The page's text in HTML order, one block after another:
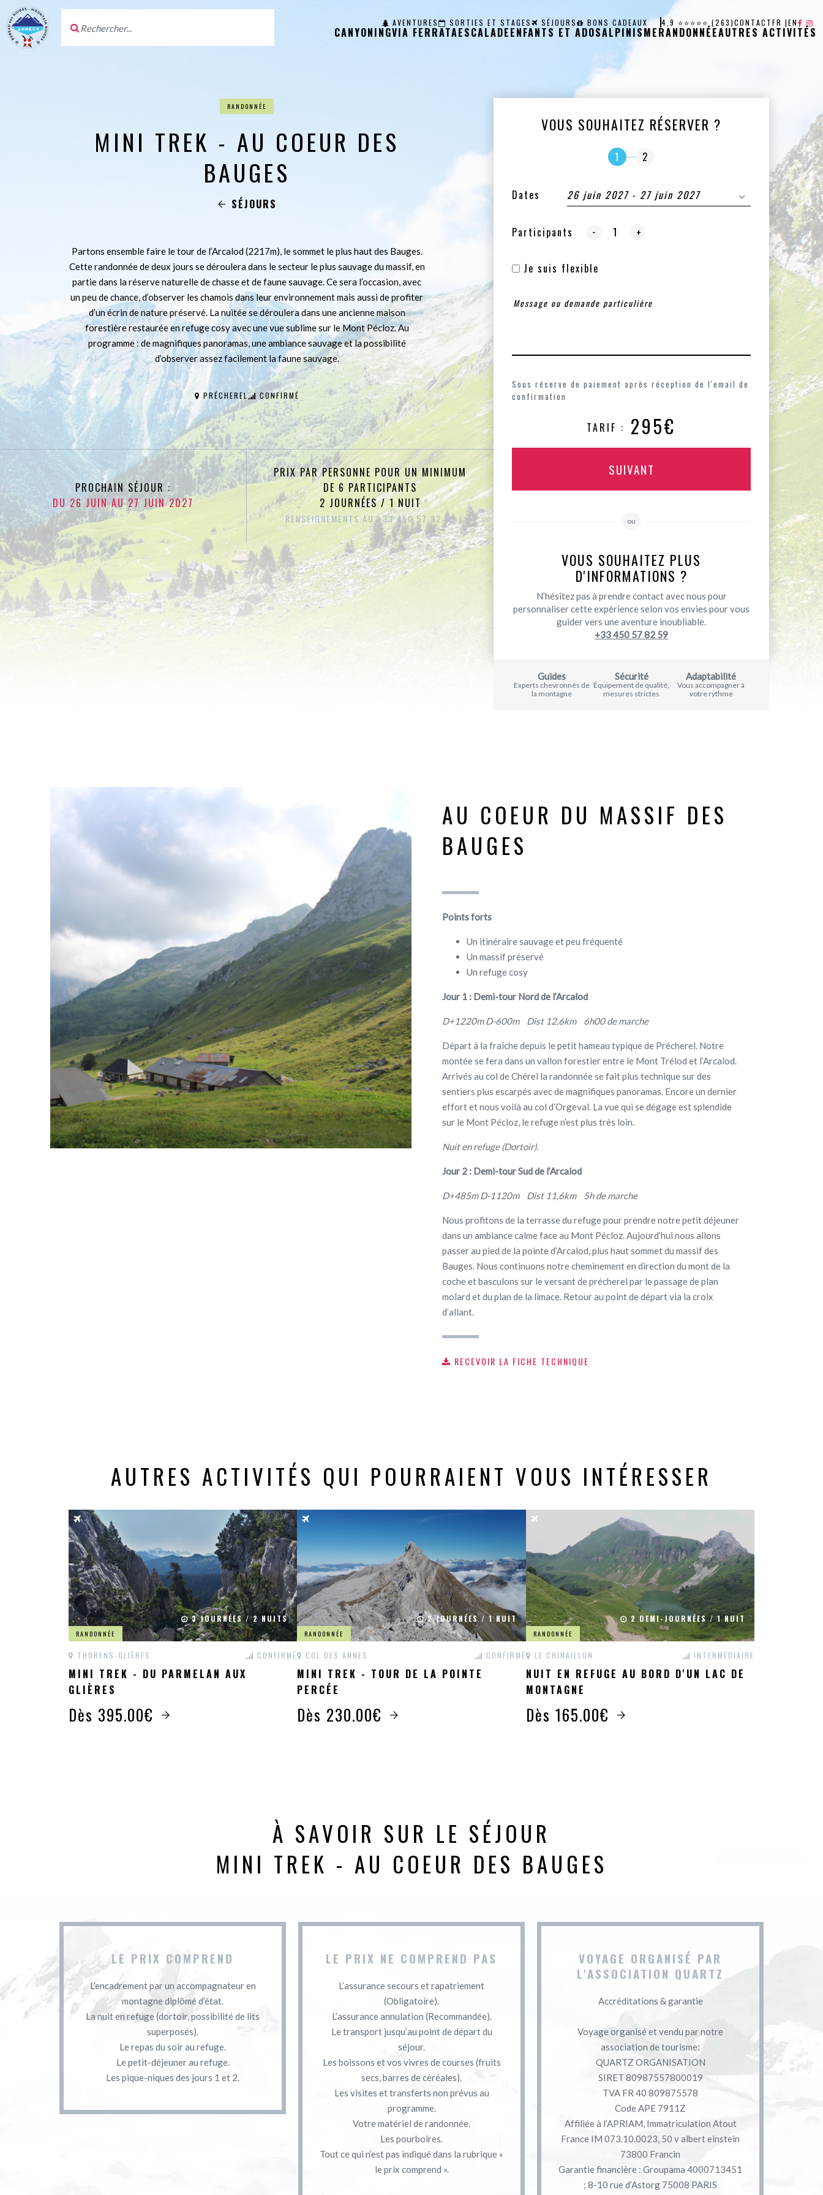
AVENTURES SORTIES ET STAGES SÉJOURS BONS CADEAUX 4,9 ⭐⭐⭐⭐⭐ (263)CONTACTFR |EN
CANYONINGVIA FERRATAESCALADEENFANTS ET ADOSALPINISMERANDONNÉEAUTRES ACTIVITÉS
RANDONNÉE
MINI TREK - AU COEUR DES
BAUGES
SÉJOURS
Partons ensemble faire le tour de l’Arcalod (2217m), le sommet le plus haut des Bauges.
Cette randonnée de deux jours se déroulera dans le secteur le plus sauvage du massif, en
partie dans la réserve naturelle de chasse et de faune sauvage. Ce sera l’occasion, avec
un peu de chance, d’observer les chamois dans leur environnement mais aussi de profiter
d’un écrin de nature préservé. La nuitée se déroulera dans une ancienne maison
forestière restaurée en refuge cosy avec une vue sublime sur le Mont Pécloz. Au
programme : de magnifiques panoramas, une ambiance sauvage et la possibilité
d’observer assez facilement la faune sauvage.
PRÉCHEREL CONFIRMÉ
PROCHAIN SÉJOUR :
DU 26 JUIN AU 27 JUIN 2027
PRIX PAR PERSONNE POUR UN MINIMUM
DE 6 PARTICIPANTS
2 JOURNÉES / 1 NUIT
RENSEIGNEMENTS AU +33 450 57 82 59
VOUS SOUHAITEZ RÉSERVER ?
1 2
Dates 26 juin 2027 - 27 juin 2027
Participants - +
Je suis flexible
Sous réserve de paiement après réception de l'email de
confirmation
TARIF : 295€
SUIVANT
ou
VOUS SOUHAITEZ PLUS
D'INFORMATIONS ?
N’hésitez pas à prendre contact avec nous pour
personnaliser cette expérience selon vos envies pour vous
guider vers une aventure inoubliable.
+33 450 57 82 59
Guides
Experts chevronnés de
la montagne
Sécurité
Équipement de qualité,
mesures strictes
Adaptabilité
Vous accompagner à
votre rythme
AU COEUR DU MASSIF DES
BAUGES
Points forts
Un itinéraire sauvage et peu fréquenté
Un massif préservé
Un refuge cosy
Jour 1 : Demi-tour Nord de l’Arcalod
D+1220m D-600m Dist 12,6km 6h00 de marche
Départ à la fraîche depuis le petit hameau typique de Précherel. Notre
montée se fera dans un vallon forestier entre le Mont Trélod et l’Arcalod.
Arrivés au col de Chérel la randonnée se fait plus technique sur des
sentiers plus escarpés avec de magnifiques panoramas. Encore un dernier
effort et nous voilà au col d’Orgeval. La vue qui se dégage est splendide
sur le Mont Pécloz, le refuge n’est plus très loin.
Nuit en refuge (Dortoir).
Jour 2 : Demi-tour Sud de l’Arcalod
D+485m D-1120m Dist 11,6km 5h de marche
Nous profitons de la terrasse du refuge pour prendre notre petit déjeuner
dans un ambiance calme face au Mont Pécloz. Aujourd’hui nous allons
passer au pied de la pointe d’Arcalod, plus haut sommet du massif des
Bauges. Nous continuons notre cheminement en direction du mont de la
coche et basculons sur le versant de précherel par le passage de plan
molard et du plan de la limace. Retour au point de départ via la croix
d’allant.
RECEVOIR LA FICHE TECHNIQUE
AUTRES ACTIVITÉS QUI POURRAIENT VOUS INTÉRESSER
3 JOURNÉES / 2 NUITS
RANDONNÉE
THORENS-GLIÈRES CONFIRMÉ
MINI TREK - DU PARMELAN AUX
GLIÈRES
Dès 395.00€
2 JOURNÉES / 1 NUIT
RANDONNÉE
COL DES ANNES CONFIRMÉ
MINI TREK - TOUR DE LA POINTE
PERCÉE
Dès 230.00€
2 DEMI-JOURNÉES / 1 NUIT
RANDONNÉE
LE CHINAILLON INTERMÉDIAIRE
NUIT EN REFUGE AU BORD D'UN LAC DE
MONTAGNE
Dès 165.00€
À SAVOIR SUR LE SÉJOUR
MINI TREK - AU COEUR DES BAUGES
LE PRIX COMPREND
L’encadrement par un accompagnateur en
montagne diplômé d’état.
La nuit en refuge (dortoir, possibilité de lits
superposés).
Le repas du soir au refuge.
Le petit-déjeuner au refuge.
Les pique-niques des jours 1 et 2.
LE PRIX NE COMPREND PAS
L’assurance secours et rapatriement
(Obligatoire).
L’assurance annulation (Recommandée).
Le transport jusqu’au point de départ du
séjour.
Les boissons et vos vivres de courses (fruits
secs, barres de céréales).
Les visites et transferts non prévus au
programme.
Votre matériel de randonnée.
Les pourboires.
Tout ce qui n’est pas indiqué dans la rubrique «
le prix comprend ».
VOYAGE ORGANISÉ PAR
L'ASSOCIATION QUARTZ
Accréditations & garantie
Voyage organisé et vendu par notre
association de tourisme:
QUARTZ ORGANISATION
SIRET 80987557800019
TVA FR 40 809875578
Code APE 7911Z
Affiliée à l’APRIAM, Immatriculation Atout
France IM 073.10.0023, 50 v albert einstein
73800 Francin
Garantie financière : Groupama 4000713451
; 8-10 rue d’Astorg 75008 PARIS